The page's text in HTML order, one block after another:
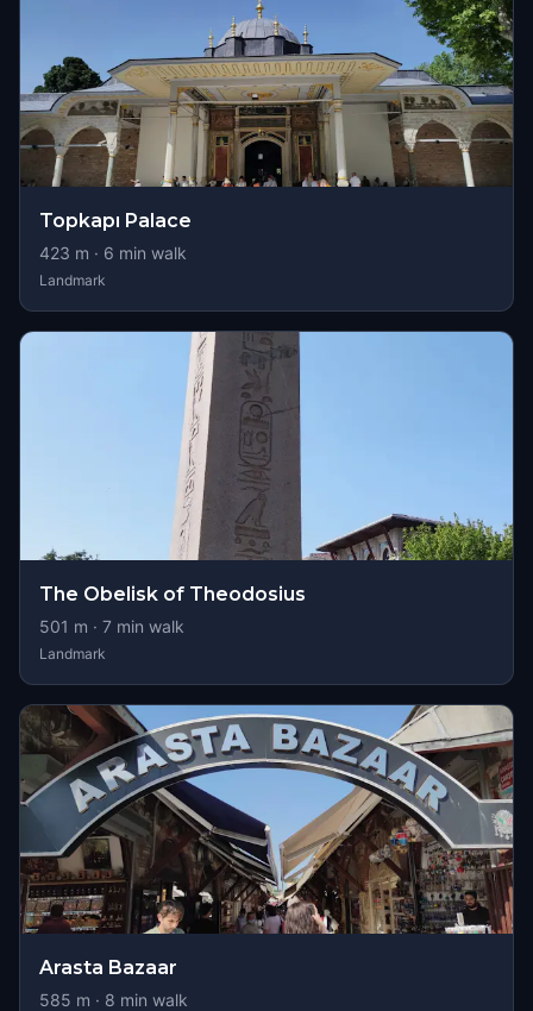
Topkapı Palace
423 m · 6 min walk
Landmark
The Obelisk of Theodosius
501 m · 7 min walk
Landmark
Arasta Bazaar
585 m · 8 min walk